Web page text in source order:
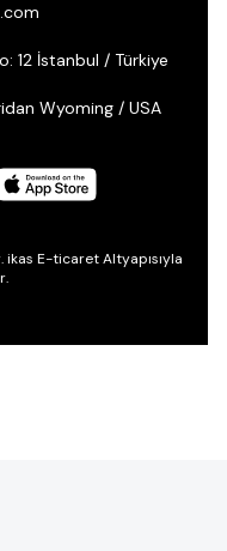
12 İstanbul / Türkiye
Wyoming / USA
ikas E-ticaret Altyapısıyla